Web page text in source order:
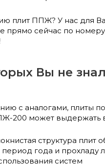
плит ППЖ? У нас для
прямо сейчас по
Вы не
с аналогами, плиты
200 может выдержать
структура плит
года и прохладу
систем